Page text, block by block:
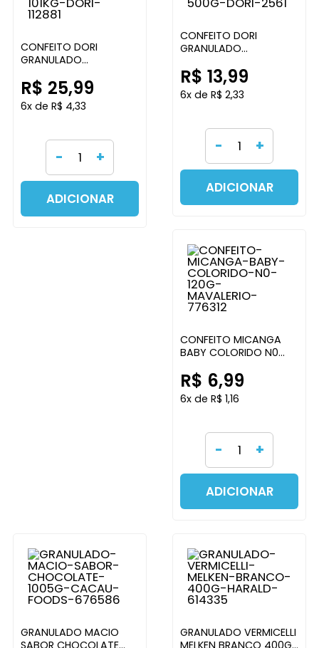
CONFEITO DORI
GRANULADO
DORI
R$ 25,99
6x de R$ 4,33
- +
ADICIONAR
CONFEITO DORI
GRANULADO
DORI
R$ 13,99
6x de R$ 2,33
- +
ADICIONAR
CONFEITO MICANGA
BABY COLORIDO N0
R$ 6,99
6x de R$ 1,16
- +
ADICIONAR
GRANULADO MACIO
GRANULADO VERMICELLI